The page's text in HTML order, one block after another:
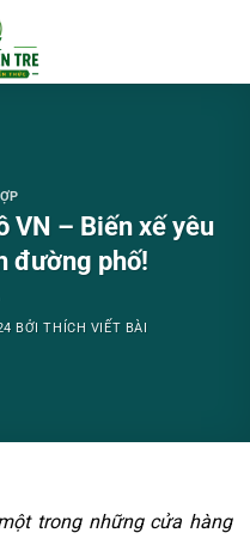
VN – Biến xế yêu
đường phố!
BỞITHÍCH VIẾT BÀI
trong những cửa hàng